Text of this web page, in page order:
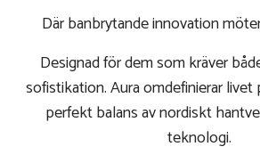
Där banbrytande innovation
Designad för dem som kräver
sofistikation. Aura omdefinierar
perfekt balans av nordiskt
teknologi.